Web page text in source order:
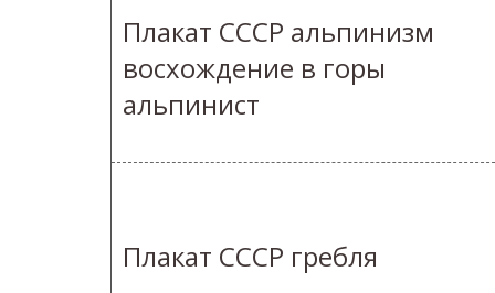
Плакат СССР альпинизм
восхождение в горы
альпинист
Плакат СССР гребля